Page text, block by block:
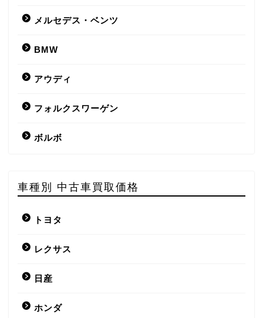
メルセデス・ベンツ
BMW
アウディ
フォルクスワーゲン
ボルボ
車種別 中古車買取価格
トヨタ
レクサス
日産
ホンダ